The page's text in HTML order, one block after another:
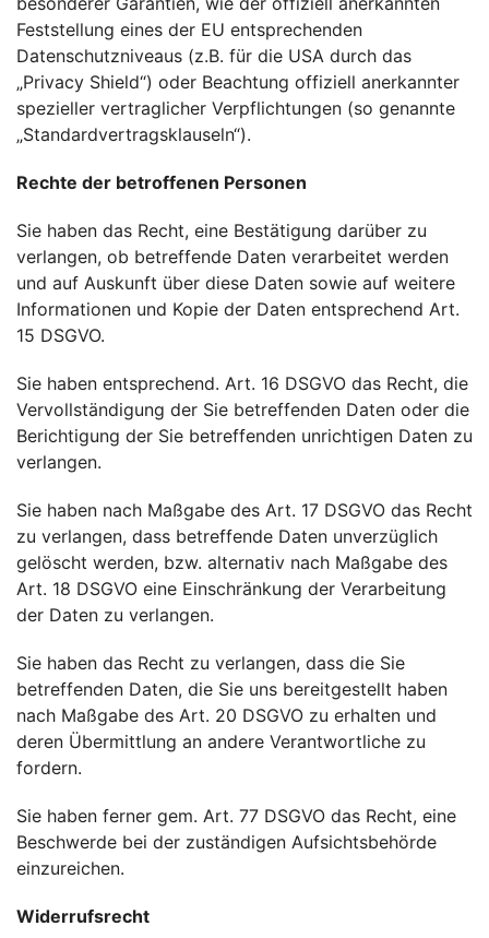
Feststellung eines der EU entsprechenden
Datenschutzniveaus (z.B. für die USA durch das
„Privacy Shield“) oder Beachtung offiziell anerkannter
spezieller vertraglicher Verpflichtungen (so genannte
„Standardvertragsklauseln“).
Rechte der betroffenen Personen
Sie haben das Recht, eine Bestätigung darüber zu
verlangen, ob betreffende Daten verarbeitet werden
und auf Auskunft über diese Daten sowie auf weitere
Informationen und Kopie der Daten entsprechend Art.
15 DSGVO.
Sie haben entsprechend. Art. 16 DSGVO das Recht, die
Vervollständigung der Sie betreffenden Daten oder die
Berichtigung der Sie betreffenden unrichtigen Daten zu
verlangen.
Sie haben nach Maßgabe des Art. 17 DSGVO das Recht
zu verlangen, dass betreffende Daten unverzüglich
gelöscht werden, bzw. alternativ nach Maßgabe des
Art. 18 DSGVO eine Einschränkung der Verarbeitung
der Daten zu verlangen.
Sie haben das Recht zu verlangen, dass die Sie
betreffenden Daten, die Sie uns bereitgestellt haben
nach Maßgabe des Art. 20 DSGVO zu erhalten und
deren Übermittlung an andere Verantwortliche zu
fordern.
Sie haben ferner gem. Art. 77 DSGVO das Recht, eine
Beschwerde bei der zuständigen Aufsichtsbehörde
einzureichen.
Widerrufsrecht